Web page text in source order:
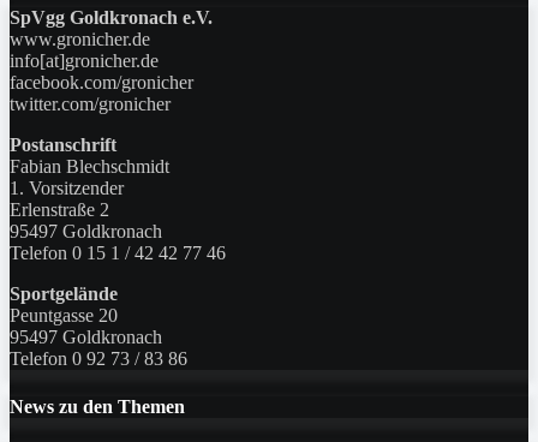
SpVgg Goldkronach e.V.
www.gronicher.de
info[at]gronicher.de
facebook.com/gronicher
twitter.com/gronicher
Postanschrift
Fabian Blechschmidt
1. Vorsitzender
Erlenstraße 2
95497 Goldkronach
Telefon 0 15 1 / 42 42 77 46
Sportgelände
Peuntgasse 20
95497 Goldkronach
Telefon 0 92 73 / 83 86
News zu den Themen